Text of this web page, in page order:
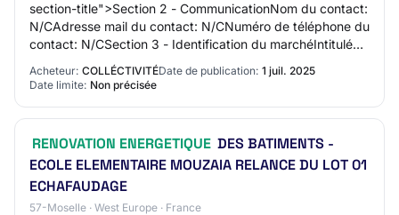
section-title">Section 2 - CommunicationNom du contact:
N/CAdresse mail du contact: N/CNuméro de téléphone du
contact: N/CSection 3 - Identification du marchéIntitulé
du marché: MARCHE DE TRAVAUX REN…
Acheteur: COLLÉCTIVITÉDate de publication: 1 juil. 2025
Date limite: Non précisée
RENOVATION ENERGETIQUE DES BATIMENTS -
ECOLE ELEMENTAIRE MOUZAIA RELANCE DU LOT 01
ECHAFAUDAGE
57-Moselle · West Europe · France